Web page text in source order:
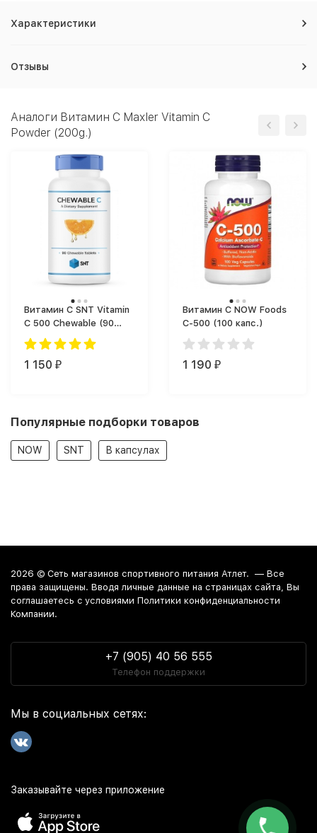
Характеристики
Отзывы
Аналоги Витамин C Maxler Vitamin C
Powder (200g.)
Витамин C SNT Vitamin
C 500 Chewable (90
таб.)
1 150 ₽
Витамин C NOW Foods
C-500 (100 капс.)
1 190 ₽
Популярные подборки товаров
NOW SNT В капсулах
2026 © Сеть магазинов спортивного питания Атлет. — Все
права защищены. Вводя личные данные на страницах сайта, Вы
соглашаетесь c условиями Политики конфиденциальности
Компании.
+7 (905) 40 56 555
Телефон поддержки
Мы в социальных сетях:
Заказывайте через приложение